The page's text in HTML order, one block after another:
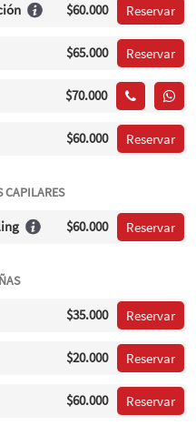
$60.000 Reservar
$65.000 Reservar
$70.000
$60.000 Reservar
CAPILARES
$60.000 Reservar
$35.000 Reservar
$20.000 Reservar
$60.000 Reservar